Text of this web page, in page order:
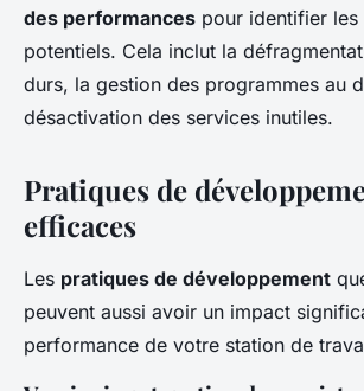
des performances pour identifier
potentiels. Cela inclut la
durs, la gestion des programmes au
désactivation des services inutiles.
Pratiques de
efficaces
Les pratiques de développement
peuvent aussi avoir un impact
performance de votre station de